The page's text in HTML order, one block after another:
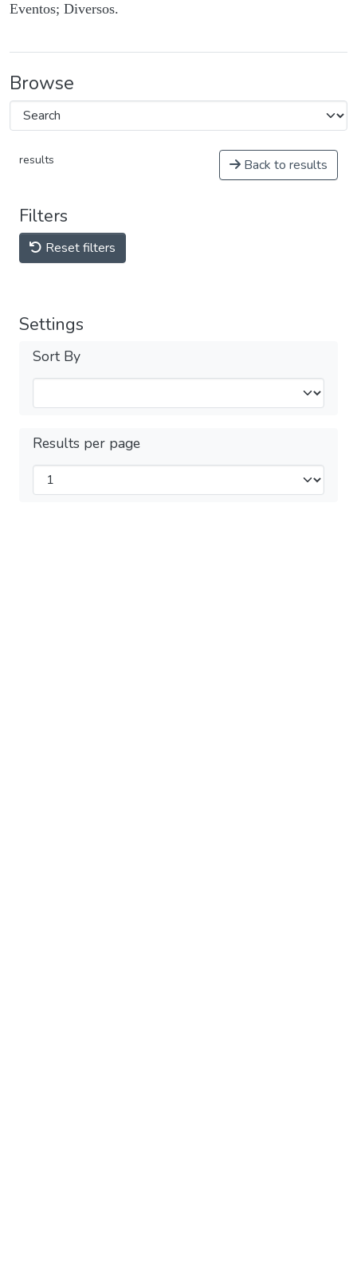
Eventos; Diversos.
Browse
results Back to results
Filters
Reset filters
Settings
Sort By
Results per page